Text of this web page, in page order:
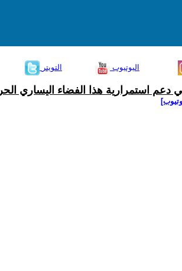
التويتر اليوتيوب
دعم استمرارية هذا الفضاء اليساري الحر